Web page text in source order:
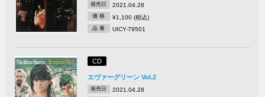
発売日 2021.04.28
価 格 ¥1,100 (税込)
品 番 UICY-79501
CD
エヴァーグリーン Vol.2
発売日 2021.04.28